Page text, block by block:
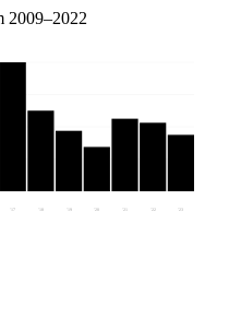
2009–2022
'17 '20 '21 '22 '23